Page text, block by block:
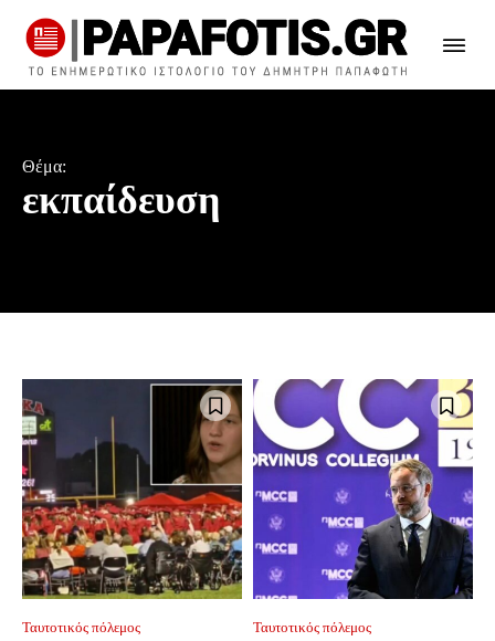
Θέμα:
εκπαίδευση
Ταυτοτικός πόλεμος Ταυτοτικός πόλεμος